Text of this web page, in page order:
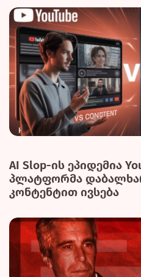
AI Slop-ის ეპიდემია
პლატფორმა
კონტენტით ივსება